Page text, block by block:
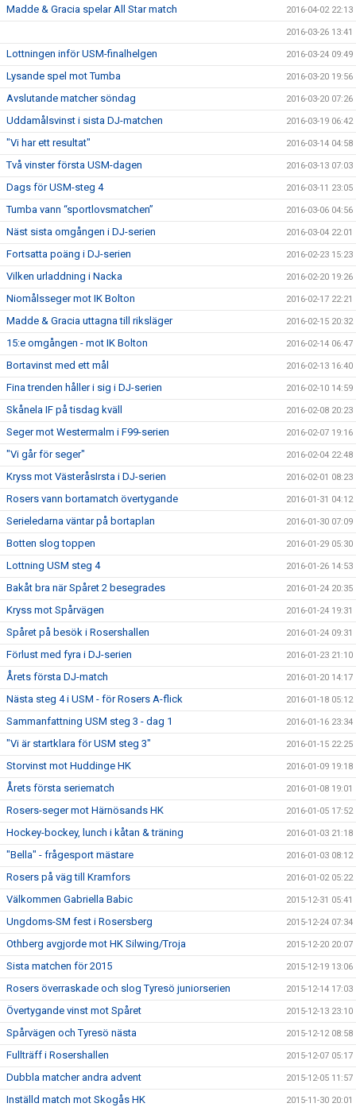
Madde & Gracia spelar All Star match 2016-04-02 22:13
2016-03-26 13:41
Lottningen inför USM-finalhelgen 2016-03-24 09:49
Lysande spel mot Tumba 2016-03-20 19:56
Avslutande matcher söndag 2016-03-20 07:26
Uddamålsvinst i sista DJ-matchen 2016-03-19 06:42
"Vi har ett resultat" 2016-03-14 04:58
Två vinster första USM-dagen 2016-03-13 07:03
Dags för USM-steg 4 2016-03-11 23:05
Tumba vann “sportlovsmatchen” 2016-03-06 04:56
Näst sista omgången i DJ-serien 2016-03-04 22:01
Fortsatta poäng i DJ-serien 2016-02-23 15:23
Vilken urladdning i Nacka 2016-02-20 19:26
Niomålsseger mot IK Bolton 2016-02-17 22:21
Madde & Gracia uttagna till riksläger 2016-02-15 20:32
15:e omgången - mot IK Bolton 2016-02-14 06:47
Bortavinst med ett mål 2016-02-13 16:40
Fina trenden håller i sig i DJ-serien 2016-02-10 14:59
Skånela IF på tisdag kväll 2016-02-08 20:23
Seger mot Westermalm i F99-serien 2016-02-07 19:16
"Vi går för seger" 2016-02-04 22:48
Kryss mot VästeråsIrsta i DJ-serien 2016-02-01 08:23
Rosers vann bortamatch övertygande 2016-01-31 04:12
Serieledarna väntar på bortaplan 2016-01-30 07:09
Botten slog toppen 2016-01-29 05:30
Lottning USM steg 4 2016-01-26 14:53
Bakåt bra när Spåret 2 besegrades 2016-01-24 20:35
Kryss mot Spårvägen 2016-01-24 19:31
Spåret på besök i Rosershallen 2016-01-24 09:31
Förlust med fyra i DJ-serien 2016-01-23 21:10
Årets första DJ-match 2016-01-20 14:17
Nästa steg 4 i USM - för Rosers A-flick 2016-01-18 05:12
Sammanfattning USM steg 3 - dag 1 2016-01-16 23:34
"Vi är startklara för USM steg 3" 2016-01-15 22:25
Storvinst mot Huddinge HK 2016-01-09 19:18
Årets första seriematch 2016-01-08 19:01
Rosers-seger mot Härnösands HK 2016-01-05 17:52
Hockey-bockey, lunch i kåtan & träning 2016-01-03 21:18
"Bella" - frågesport mästare 2016-01-03 08:12
Rosers på väg till Kramfors 2016-01-02 05:22
Välkommen Gabriella Babic 2015-12-31 05:41
Ungdoms-SM fest i Rosersberg 2015-12-24 07:34
Othberg avgjorde mot HK Silwing/Troja 2015-12-20 20:07
Sista matchen för 2015 2015-12-19 13:06
Rosers överraskade och slog Tyresö juniorserien 2015-12-14 17:03
Övertygande vinst mot Spåret 2015-12-13 23:10
Spårvägen och Tyresö nästa 2015-12-12 08:58
Fullträff i Rosershallen 2015-12-07 05:17
Dubbla matcher andra advent 2015-12-05 11:57
Inställd match mot Skogås HK 2015-11-30 20:01